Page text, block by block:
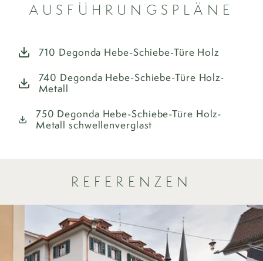
AUSFÜHRUNGSPLÄNE
710 Degonda Hebe-Schiebe-Türe Holz
740 Degonda Hebe-Schiebe-Türe Holz-
Metall
750 Degonda Hebe-Schiebe-Türe Holz-
Metall schwellenverglast
REFERENZEN